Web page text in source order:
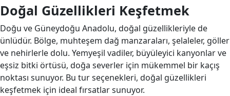
Doğal Güzellikleri Keşfetmek
Doğu ve Güneydoğu Anadolu, doğal güzellikleriyle de
ünlüdür. Bölge, muhteşem dağ manzaraları, şelaleler, göller
ve nehirlerle dolu. Yemyeşil vadiler, büyüleyici kanyonlar ve
eşsiz bitki örtüsü, doğa severler için mükemmel bir kaçış
noktası sunuyor. Bu tur seçenekleri, doğal güzellikleri
keşfetmek için ideal fırsatlar sunuyor.